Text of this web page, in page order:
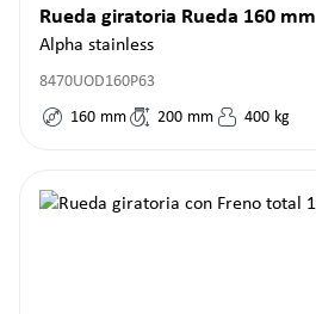
Rueda giratoria Rueda 160 mm
Alpha stainless
8470UOD160P63
160 mm 200 mm 400 kg